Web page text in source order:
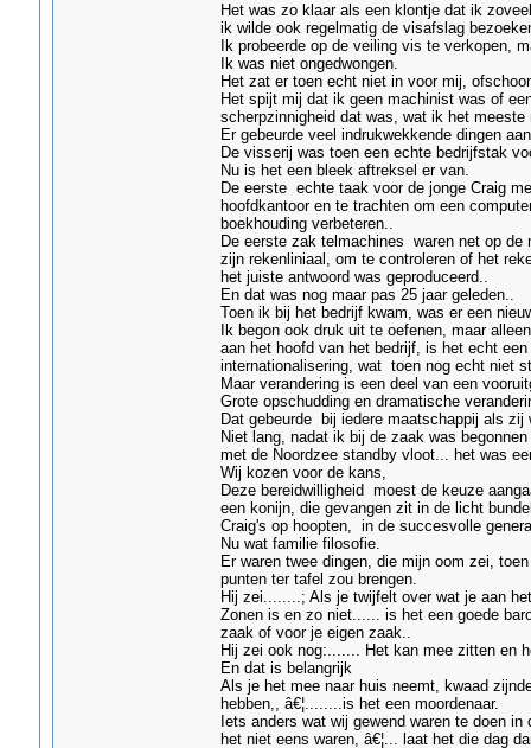
Het was zo klaar als een klontje dat ik
ik wilde ook regelmatig de visafslag
Ik probeerde op de veiling vis te verkopen,
Ik was niet ongedwongen.
Het zat er toen echt niet in voor mij,
Het spijt mij dat ik geen machinist was of
scherpzinnigheid dat was, wat ik het
Er gebeurde veel indrukwekkende dingen
De visserij was toen een echte bedrijfstak
Nu is het een bleek aftreksel er van.
De eerste echte taak voor de jonge Craig
hoofdkantoor en te trachten om een
boekhouding verbeteren..
De eerste zak telmachines waren net op
zijn rekenliniaal, om te controleren of het
het juiste antwoord was geproduceerd..
En dat was nog maar pas 25 jaar geleden..
Toen ik bij het bedrijf kwam, was er een
Ik begon ook druk uit te oefenen, maar
aan het hoofd van het bedrijf, is het echt
internationalisering, wat toen nog echt niet
Maar verandering is een deel van een
Grote opschudding en dramatische
Dat gebeurde bij iedere maatschappij als zij
Niet lang, nadat ik bij de zaak was
met de Noordzee standby vloot... het was
Wij kozen voor de kans,
Deze bereidwilligheid moest de keuze
een konijn, die gevangen zit in de licht
Craig's op hoopten, in de succesvolle
Nu wat familie filosofie.
Er waren twee dingen, die mijn oom zei,
punten ter tafel zou brengen.
Hij zei........; Als je twijfelt over wat je aan
Zonen is en zo niet...... is het een goede
zaak of voor je eigen zaak..
Hij zei ook nog:....... Het kan mee zitten en
En dat is belangrijk
Als je het mee naar huis neemt, kwaad
hebben,, â€¦........is het een moordenaar.
Iets anders wat wij gewend waren te doen
het niet eens waren, â€¦... laat het die dag